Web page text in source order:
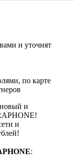
и уточнят
по карте
и
и
: